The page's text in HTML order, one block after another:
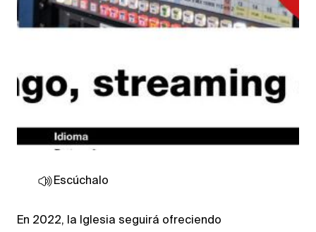
Escúchalo
En 2022, la Iglesia seguirá ofreciendo